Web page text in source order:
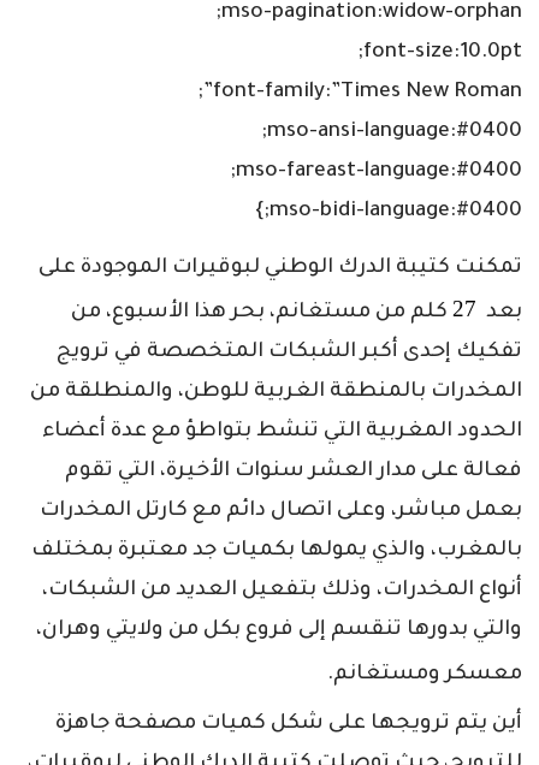
mso-pagination:widow-orphan;
font-size:10.0pt;
font-family:”Times New Roman”;
mso-ansi-language:#0400;
mso-fareast-language:#0400;
mso-bidi-language:#0400;}
تمكنت كتيبة الدرك الوطني لبوقيرات الموجودة على
بعد 27 كلم من مستغانم، بحر هذا الأسبوع، من
تفكيك إحدى أكبر الشبكات المتخصصة في ترويج
المخدرات بالمنطقة الغربية للوطن، والمنطلقة من
الحدود المغربية التي تنشط بتواطؤ مع عدة أعضاء
فعالة على مدار العشر سنوات الأخيرة، التي تقوم
بعمل مباشر، وعلى اتصال دائم مع كارتل المخدرات
بالمغرب، والذي يمولها بكميات جد معتبرة بمختلف
أنواع المخدرات، وذلك بتفعيل العديد من الشبكات،
والتي بدورها تنقسم إلى فروع بكل من ولايتي وهران،
معسكر ومستغانم.
أين يتم ترويجها على شكل كميات مصفحة جاهزة